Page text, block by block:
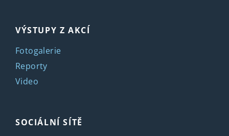
VÝSTUPY Z AKCÍ
Fotogalerie
Reporty
Video
SOCIÁLNÍ SÍTĚ